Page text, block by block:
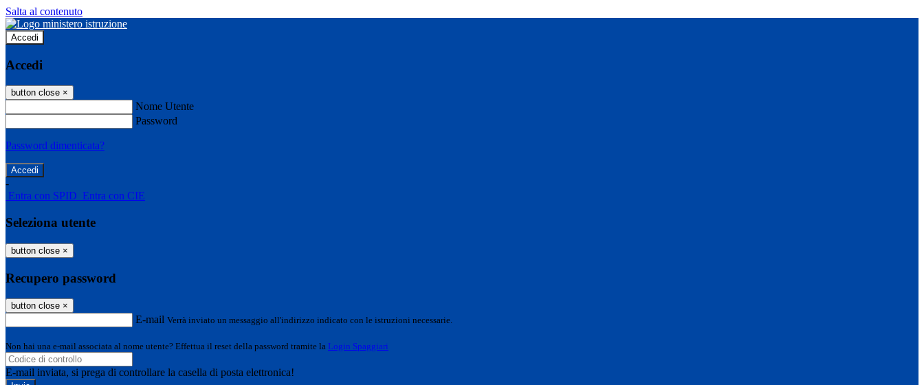
Salta al contenuto
Accedi
Accedi
button close ×
Nome Utente
Password
Password dimenticata?
-
Entra con SPID Entra con CIE
Seleziona utente
button close ×
Recupero password
button close ×
E-mail Verrà inviato un messaggio all'indirizzo indicato con le istruzioni necessarie.
Non hai una e-mail associata al nome utente? Effettua il reset della password tramite la Login Spaggiari
E-mail inviata, si prega di controllare la casella di posta elettronica!